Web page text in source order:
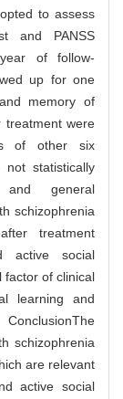
to assess
and PANSS
of follow-
up for one
memory of
treatment were
of other six
statistically
and general
schizophrenia
treatment
active social
factor of clinical
learning and
schizophrenia
are relevant
active social